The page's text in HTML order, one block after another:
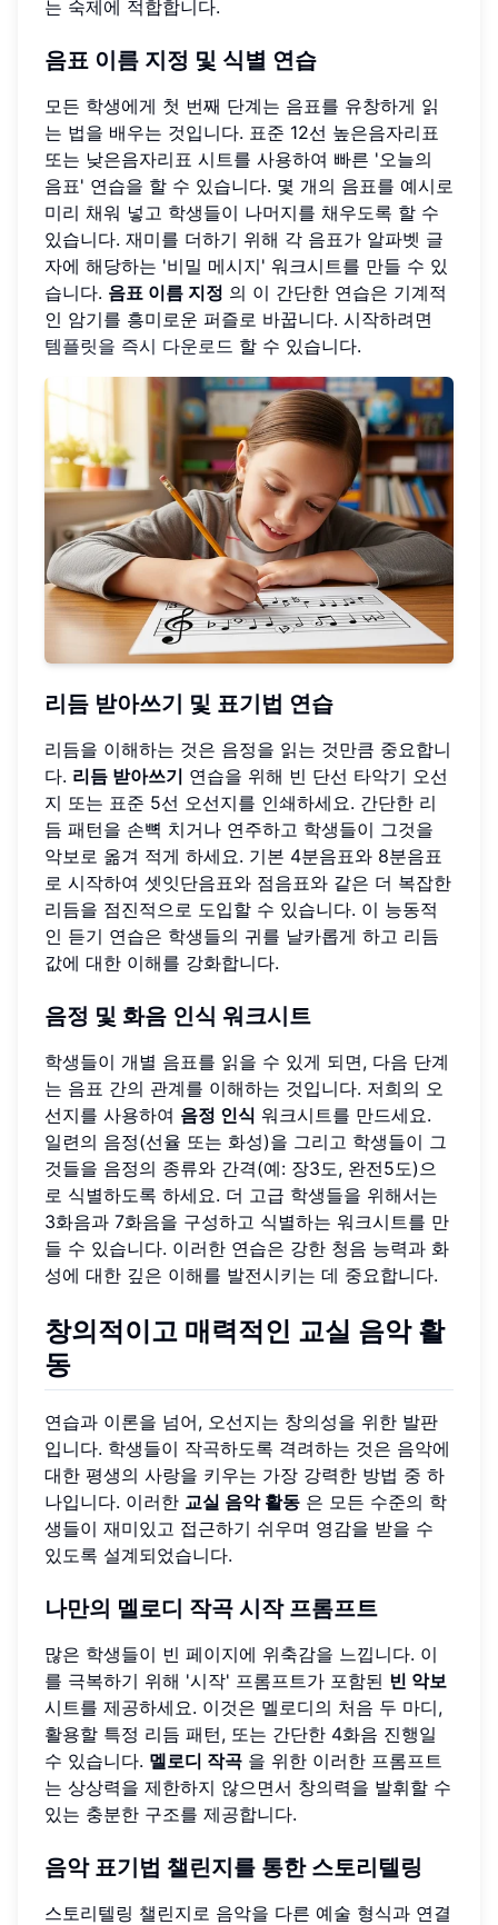
는 숙제에 적합합니다.
음표 이름 지정 및 식별 연습
모든 학생에게 첫 번째 단계는 음표를 유창하게 읽
는 법을 배우는 것입니다. 표준 12선 높은음자리표
또는 낮은음자리표 시트를 사용하여 빠른 '오늘의
음표' 연습을 할 수 있습니다. 몇 개의 음표를 예시로
미리 채워 넣고 학생들이 나머지를 채우도록 할 수
있습니다. 재미를 더하기 위해 각 음표가 알파벳 글
자에 해당하는 '비밀 메시지' 워크시트를 만들 수 있
습니다. 음표 이름 지정 의 이 간단한 연습은 기계적
인 암기를 흥미로운 퍼즐로 바꿉니다. 시작하려면
템플릿을 즉시 다운로드 할 수 있습니다.
리듬 받아쓰기 및 표기법 연습
리듬을 이해하는 것은 음정을 읽는 것만큼 중요합니
다. 리듬 받아쓰기 연습을 위해 빈 단선 타악기 오선
지 또는 표준 5선 오선지를 인쇄하세요. 간단한 리
듬 패턴을 손뼉 치거나 연주하고 학생들이 그것을
악보로 옮겨 적게 하세요. 기본 4분음표와 8분음표
로 시작하여 셋잇단음표와 점음표와 같은 더 복잡한
리듬을 점진적으로 도입할 수 있습니다. 이 능동적
인 듣기 연습은 학생들의 귀를 날카롭게 하고 리듬
값에 대한 이해를 강화합니다.
음정 및 화음 인식 워크시트
학생들이 개별 음표를 읽을 수 있게 되면, 다음 단계
는 음표 간의 관계를 이해하는 것입니다. 저희의 오
선지를 사용하여 음정 인식 워크시트를 만드세요.
일련의 음정(선율 또는 화성)을 그리고 학생들이 그
것들을 음정의 종류와 간격(예: 장3도, 완전5도)으
로 식별하도록 하세요. 더 고급 학생들을 위해서는
3화음과 7화음을 구성하고 식별하는 워크시트를 만
들 수 있습니다. 이러한 연습은 강한 청음 능력과 화
성에 대한 깊은 이해를 발전시키는 데 중요합니다.
창의적이고 매력적인 교실 음악 활
동
연습과 이론을 넘어, 오선지는 창의성을 위한 발판
입니다. 학생들이 작곡하도록 격려하는 것은 음악에
대한 평생의 사랑을 키우는 가장 강력한 방법 중 하
나입니다. 이러한 교실 음악 활동 은 모든 수준의 학
생들이 재미있고 접근하기 쉬우며 영감을 받을 수
있도록 설계되었습니다.
나만의 멜로디 작곡 시작 프롬프트
많은 학생들이 빈 페이지에 위축감을 느낍니다. 이
를 극복하기 위해 '시작' 프롬프트가 포함된 빈 악보
시트를 제공하세요. 이것은 멜로디의 처음 두 마디,
활용할 특정 리듬 패턴, 또는 간단한 4화음 진행일
수 있습니다. 멜로디 작곡 을 위한 이러한 프롬프트
는 상상력을 제한하지 않으면서 창의력을 발휘할 수
있는 충분한 구조를 제공합니다.
음악 표기법 챌린지를 통한 스토리텔링
스토리텔링 챌린지로 음악을 다른 예술 형식과 연결